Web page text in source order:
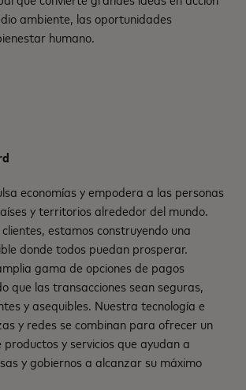
ambiente, las oportunidades
humano.
economías y empodera a las personas
y territorios alrededor del mundo.
estamos construyendo una
donde todos puedan prosperar.
gama de opciones de pagos
que las transacciones sean seguras,
y asequibles. Nuestra tecnología e
y redes se combinan para ofrecer un
productos y servicios que ayudan a
y gobiernos a alcanzar su máximo